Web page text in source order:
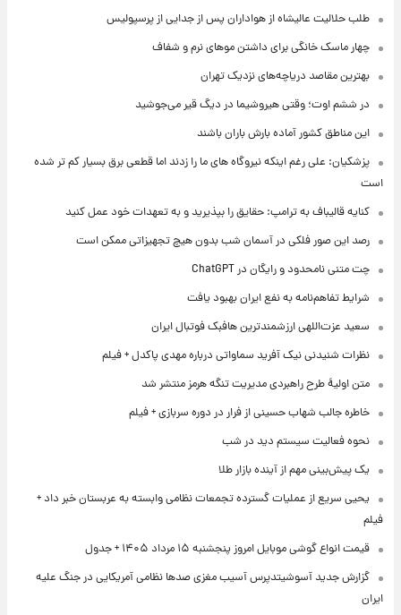
طلب حلالیت عالیشاه از هواداران پس از جدایی از پرسپولیس
چهار ماسک خانگی برای داشتن موهای نرم و شفاف
بهترین مقاصد دریاچه‌های نزدیک تهران
در ششم اوت؛ وقتی هیروشیما در دیگ قیر می‌جوشید
این مناطق کشور آماده بارش باران باشند
پزشکیان: علی رغم اینکه نیروگاه های ما را زدند اما قطعی برق بسیار کم تر شده
است
کنایه قالیباف به ترامپ: حقایق را بپذیرید و به تعهدات خود عمل کنید
رصد این صور فلکی در آسمان شب بدون هیچ تجهیزاتی ممکن است
چت متنی نامحدود و رایگان در ChatGPT
شرایط تفاهم‌نامه به نفع ایران بهبود یافت
سعید عزت‌اللهی ارزشمندترین هافبک فوتبال ایران
نظرات شنیدنی نیک آفرید سماواتی درباره مهدی پاکدل + فیلم
متن اولیۀ طرح راهبردی مدیریت تنگه هرمز منتشر شد
خاطره جالب شهاب حسینی از فرار در دوره سربازی + فیلم
نحوه فعالیت سیستم دید در شب
یک پیش‌بینی مهم از آینده بازار طلا
یحیی سریع از عملیات گسترده تجمعات نظامی وابسته به عربستان خبر داد +
فیلم
قیمت انواع گوشی موبایل امروز پنجشنبه ۱۵ مرداد ۱۴۰۵ + جدول
گزارش جدید آسوشیتدپرس آسیب مغزی صدها نظامی آمریکایی در جنگ علیه
ایران